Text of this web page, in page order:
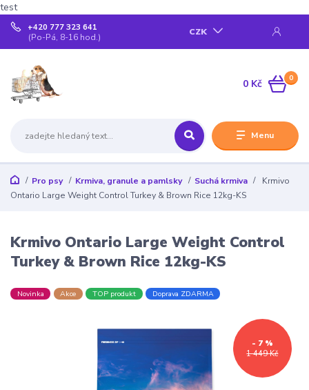
test
Menu
CZK
+420 777 323 641
(Po-Pá, 8-16 hod.)
0
0 Kč
Pro psy Krmiva, granule a pamlsky Suchá krmiva
Krmivo
Ontario Large Weight Control Turkey & Brown Rice 12kg-KS
Krmivo Ontario Large Weight Control
Turkey & Brown Rice 12kg-KS
Novinka Akce TOP produkt Doprava ZDARMA
1 449 Kč
- 7 %